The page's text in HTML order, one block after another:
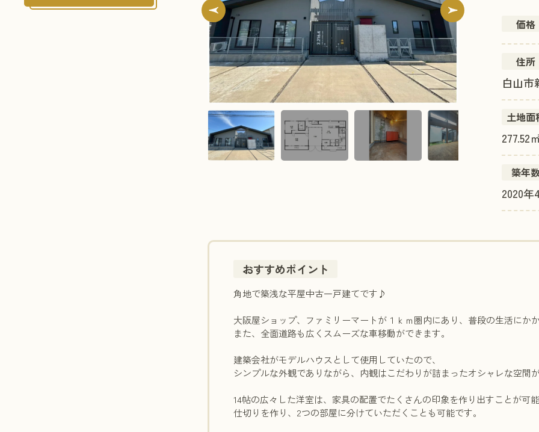
価格
住所
白山市
土地面
277.52
築年
2020
おすすめポイント
角地で築浅な平屋中古一戸建てです♪
大阪屋ショップ、ファミリーマートが１ｋｍ圏内にあり、普段の生活にか
また、全面道路も広くスムーズな車移動ができます。
建築会社がモデルハウスとして使用していたので、
シンプルな外観でありながら、内観はこだわりが詰まったオシャレな空間
14帖の広々した洋室は、家具の配置でたくさんの印象を作り出すことが可
仕切りを作り、2つの部屋に分けていただくことも可能です。